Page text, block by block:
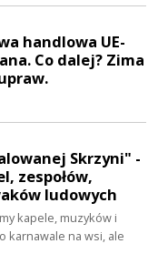
handlowa UE-
Co dalej? Zima
Skrzyni" -
zespołów,
ludowych
kapele, muzyków i
karnawale na wsi, ale